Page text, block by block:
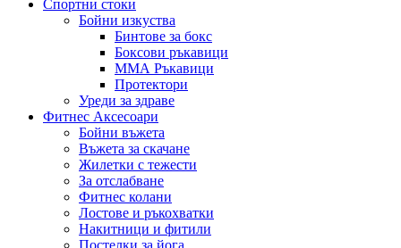
Спортни стоки
Бойни изкуства
Бинтове за бокс
Боксови ръкавици
ММА Ръкавици
Протектори
Уреди за здраве
Фитнес Аксесоари
Бойни въжета
Въжета за скачане
Жилетки с тежести
За отслабване
Фитнес колани
Лостове и ръкохватки
Накитници и фитили
Постелки за йога